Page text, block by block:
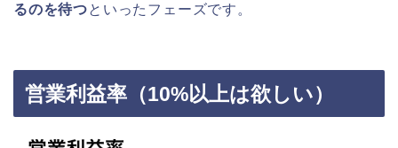
るのを待つといったフェーズです。
営業利益率（10%以上は欲しい）